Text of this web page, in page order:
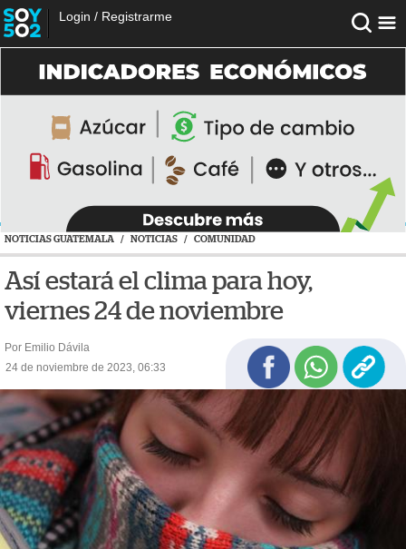
Login / Registrarme
NOTICIAS GUATEMALA / NOTICIAS / COMUNIDAD
Así estará el clima para hoy,
viernes 24 de noviembre
Por Emilio Dávila
24 de noviembre de 2023, 06:33